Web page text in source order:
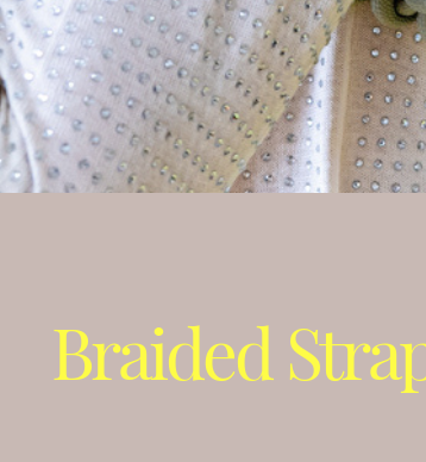
Braided